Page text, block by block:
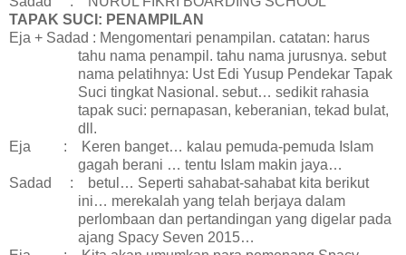
TAPAK SUCI: PENAMPILAN
Eja + Sadad : Mengomentari penampilan. catatan: harus
tahu nama penampil. tahu nama jurusnya. sebut
nama pelatihnya: Ust Edi Yusup Pendekar Tapak
Suci tingkat Nasional. sebut… sedikit rahasia
tapak suci: pernapasan, keberanian, tekad bulat,
dll.
Eja
:
Keren banget… kalau pemuda-pemuda Islam
gagah berani … tentu Islam makin jaya…
Sadad
:
betul… Seperti sahabat-sahabat kita berikut
ini… merekalah yang telah berjaya dalam
perlombaan dan pertandingan yang digelar pada
ajang Spacy Seven 2015…